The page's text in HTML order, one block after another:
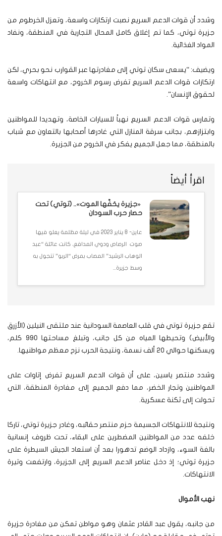
وشدد أن قوات الدعم السريع نصبت ارتكازات واسعة، وتعزل الخرطوم من
جزيرة توتي، كما تم إغلاق كامل المحال التجارية في المنطقة، ونفاد
المواد الغذائية.
ويضيف: “يسعى سكان توتي إلى مغادرتها عبر القوارب نحو بحري، لكن
ارتكازات قوات الدعم السريع تفرض رسوم الخروج، مع انتهاكات واسعة
لحقوق الإنسان”.
وتمارس قوات الدعم السريع نهباً للسيارات الخاصة، وتهديدا للمواطنين
وابتزازهم، بجانب سرقة المنازل التي غادرها أصحابها بالتعاون مع شباب
بالمنطقة، مما جعل الجميع يفكر في الخروج من الجزيرة.
اقرأ أيضاً
«جزيرة يحَفَّها الموت».. (توتي) تحت
حصار حرب السودان
عاين- 8 يناير 2023 في ليلة مظلمة يعلو فيها
صوت الرصاص ودوي المدافع، كانت عائلة “عبد
الوهاب الرشيد” المصاب بمرض “الربو” تتجول به
وسط جزيرة...
تقع جزيرة توتي في قلب العاصمة السودانية عند ملتقى النيلين (الأزرق
والأبيض) وتحيطها المياه من كل جانب، وتبلغ مساحتها 990 كلم،
ويسكنها حوالي 20 ألف نسمة، ونتيجة الحرب نزح معظم مواطنيها.
وشدد منتصر ياسين، على أن قوات الدعم السريع تفرض إتاوات على
المواطنين وتجار الخضر، مما دفع الجميع إلى مغادرة المنطقة، التي
تحولت إلى ثكنة عسكرية.
ونتيجة للانتهاكات الجسيمة حزم منتصر حقائبه، وغادر جزيرة توتي، تاركا
خلفه عدد من المواطنين المضطرين على البقاء، تحت ظروف إنسانية
بالغة السوء، وازداد الوضع تدهورا بعد أن استعاد الجيش السيطرة على
جزيرة توتي؛ إذ دخل عناصر الدعم السريع إلى الجزيرة، وارتفعت وتيرة
الانتهاكات.
نهب الأموال
من جانبه، يقول عبد القادر عثمان وهو مواطن تمكن من مغادرة جزيرة